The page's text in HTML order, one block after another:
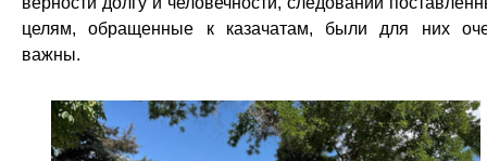
целям, обращенные к казачатам, были для них
важны.